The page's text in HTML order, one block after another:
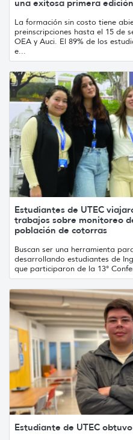
una exitosa primera edición
La formación sin costo tiene
preinscripciones hasta el 15 de
OEA y Auci. El 89% de los
e...
Estudiantes de UTEC
trabajos sobre monitoreo
población de cotorras
Buscan ser una herramienta
desarrollando estudiantes de
que participaron de la 13°
Estudiante de UTEC